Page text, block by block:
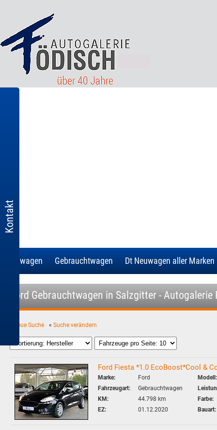
Kontakt
Neuwagen Gebrauchtwagen Dt Neuwagen aller Marken
Ford Gebrauchtwagen in Salzgitter - Autogalerie
neue Suche « Suche verändern
Ford Fiesta *1.0 EcoBoost*Cool &
Marke:
Ford
Fahrzeugart:
Gebrauchtwagen
KM:
44.798 km
EZ:
01.12.2020
Modell:
Farbe:
Bauart: